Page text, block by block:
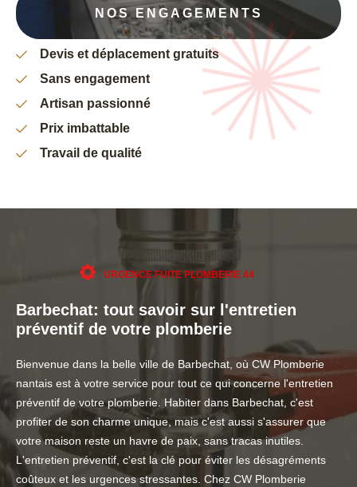
NOS ENGAGEMENTS
Devis et déplacement gratuits
Sans engagement
Artisan passionné
Prix imbattable
Travail de qualité
URGENCE FUITE PLOMBERIE 44
Barbechat: tout savoir sur l'entretien
préventif de votre plomberie
Bienvenue dans la belle ville de Barbechat, où CW Plomberie
nantais est à votre service pour tout ce qui concerne l'entretien
préventif de votre plomberie. Habiter dans Barbechat, c'est
profiter de son charme unique, mais c'est aussi s'assurer que
votre maison reste un havre de paix, sans tracas inutiles.
L'entretien préventif, c'est la clé pour éviter les désagréments
coûteux et les urgences stressantes. Chez CW Plomberie